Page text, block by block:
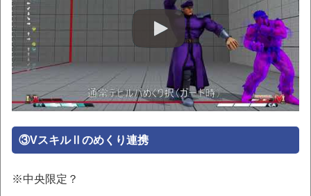
③VスキルⅡのめくり連携
※中央限定？